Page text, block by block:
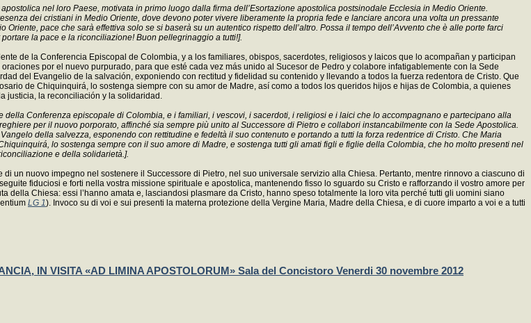
nel loro Paese, motivata in primo luogo dalla firma dell’Esortazione apostolica postsinodale Ecclesia in Medio Oriente.
dei cristiani in Medio Oriente, dove devono poter vivere liberamente la propria fede e lanciare ancora una volta un pressante
pace che sarà effettiva solo se si baserà su un autentico rispetto dell’altro. Possa il tempo dell’Avvento che è alle porte farci
la pace e la riconciliazione! Buon pellegrinaggio a tutti!].
de la Conferencia Episcopal de Colombia, y a los familiares, obispos, sacerdotes, religiosos y laicos que lo acompañan y participan
por el nuevo purpurado, para que esté cada vez más unido al Sucesor de Pedro y colabore infatigablemente con la Sede
del Evangelio de la salvación, exponiendo con rectitud y fidelidad su contenido y llevando a todos la fuerza redentora de Cristo. Que
de Chiquinquirá, lo sostenga siempre con su amor de Madre, así como a todos los queridos hijos e hijas de Colombia, a quienes
justicia, la reconciliación y la solidaridad.
Conferenza episcopale di Colombia, e i familiari, i vescovi, i sacerdoti, i religiosi e i laici che lo accompagnano e partecipano alla
per il nuovo porporato, affinché sia sempre più unito al Successore di Pietro e collabori instancabilmente con la Sede Apostolica.
della salvezza, esponendo con rettitudine e fedeltà il suo contenuto e portando a tutti la forza redentrice di Cristo. Che Maria
lo sostenga sempre con il suo amore di Madre, e sostenga tutti gli amati figli e figlie della Colombia, che ho molto presenti nel
e della solidarietà.].
un nuovo impegno nel sostenere il Successore di Pietro, nel suo universale servizio alla Chiesa. Pertanto, mentre rinnovo a ciascuno di
fiduciosi e forti nella vostra missione spirituale e apostolica, mantenendo fisso lo sguardo su Cristo e rafforzando il vostro amore per
Chiesa: essi l’hanno amata e, lasciandosi plasmare da Cristo, hanno speso totalmente la loro vita perché tutti gli uomini siano
LG 1). Invoco su di voi e sui presenti la materna protezione della Vergine Maria, Madre della Chiesa, e di cuore imparto a voi e a tutti
IN VISITA «AD LIMINA APOSTOLORUM» Sala del Concistoro Venerdi 30 novembre 2012